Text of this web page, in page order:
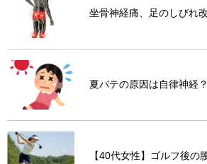
坐骨神経痛、足のしびれ
夏バテの原因は自律神経
【40代女性】ゴルフ後の